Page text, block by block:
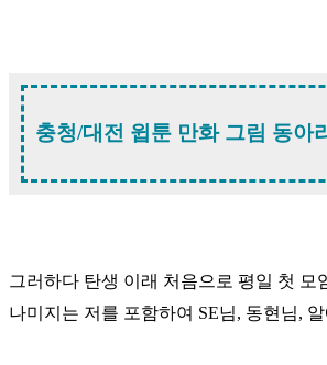
충청/대전 윕툰 만화 그림 동아
그러하다 탄생 이래 처음으로 평일 첫
나미지는 저를 포함하여 SE님, 동현님,